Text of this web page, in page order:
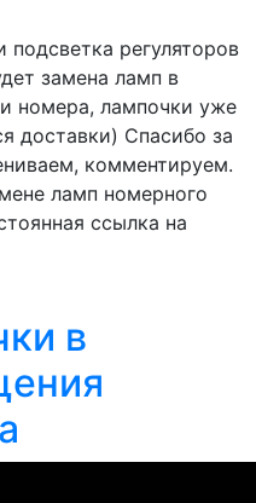
регуляторов
замена ламп в
номера, лампочки уже
доставки) Спасибо за
комментируем.
ламп номерного
ссылка на
в